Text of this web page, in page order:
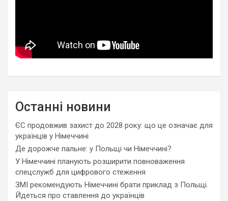
Останні новини
ЄС продовжив захист до 2028 року: що це означає для
українців у Німеччині
Де дорожче пальне: у Польщі чи Німеччині?
У Німеччині планують розширити повноваження
спецслужб для цифрового стеження
ЗМІ рекомендують Німеччині брати приклад з Польщі.
Йдеться про ставлення до українців